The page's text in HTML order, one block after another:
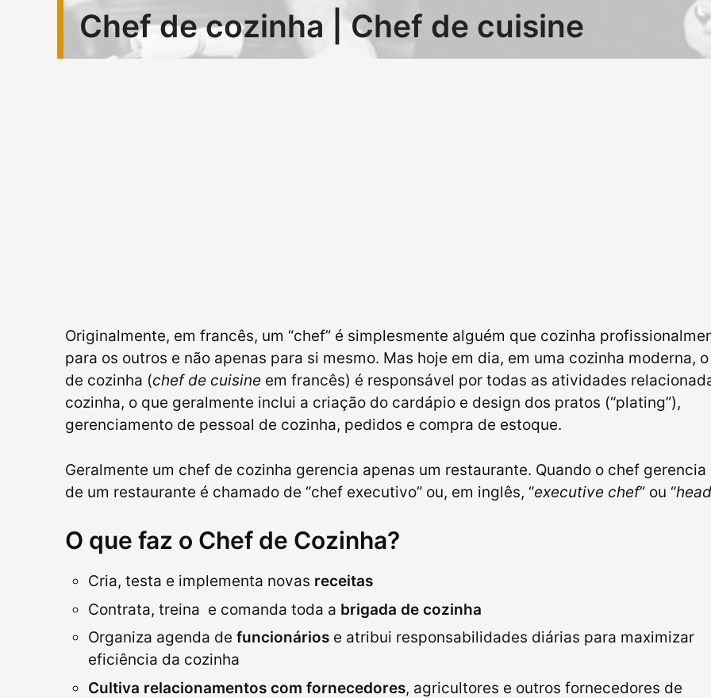
Chef de cozinha | Chef de cuisine
Originalmente, em francês, um “chef” é simplesmente alguém que cozinha
para os outros e não apenas para si mesmo. Mas hoje em dia, em uma cozinha moderna,
de cozinha (chef de cuisine em francês) é responsável por todas as atividades
cozinha, o que geralmente inclui a criação do cardápio e design dos pratos (“plating”),
gerenciamento de pessoal de cozinha, pedidos e compra de estoque.
Geralmente um chef de cozinha gerencia apenas um restaurante. Quando o chef gerencia
de um restaurante é chamado de “chef executivo” ou, em inglês, “executive chef” ou “
O que faz o Chef de Cozinha?
Cria, testa e implementa novas receitas
Contrata, treina e comanda toda a brigada de cozinha
Organiza agenda de funcionáriose atribui responsabilidades diárias para maximizar
eficiência da cozinha
Cultiva relacionamentos com fornecedores, agricultores e outros fornecedores de